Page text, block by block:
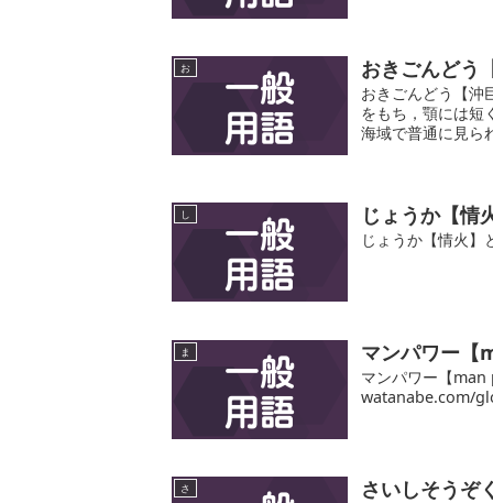
お おきごんどう
おきごんどう【沖
をもち，顎には短
海域で普通に見
し じょうか【情
じょうか【情火
ま マンパワー
マンパワー【
watanabe.com/
さ さいしそうぞ